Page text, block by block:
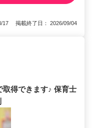
17 掲載終了日： 2026/09/04
得できます♪ 保育士